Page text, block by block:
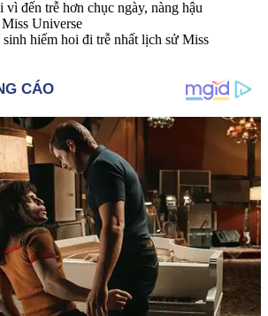
hiếm hoi đi trễ nhất lịch sử Miss